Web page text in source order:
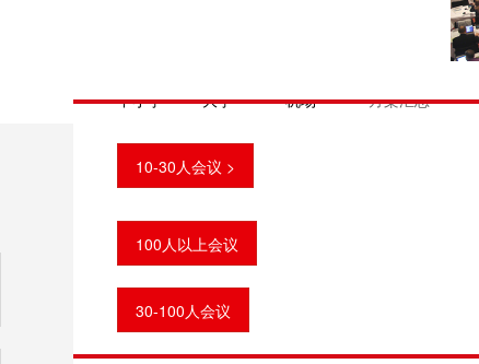
视频摄录
录音话筒
中小学 大学 机场方案汇总
10-30人会议 >
100人以上会议
30-100人会议